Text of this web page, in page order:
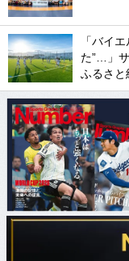
「バイ
た”…」
ふるさと